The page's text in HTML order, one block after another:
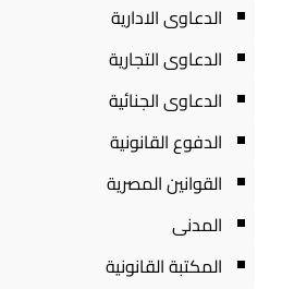
الدعاوى الادارية
الدعاوى التجارية
الدعاوى الجنائية
الدفوع القانونية
القوانين المصرية
المدنى
المكتبة القانونية